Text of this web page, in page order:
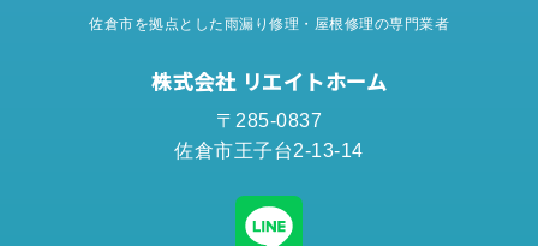
佐倉市を拠点とした雨漏り修理・屋根修理の専門業者
株式会社 リエイトホーム
〒285-0837
佐倉市王子台2-13-14